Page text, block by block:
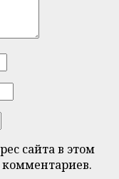
сайта в этом